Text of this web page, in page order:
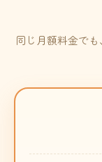
同じ月額料金で